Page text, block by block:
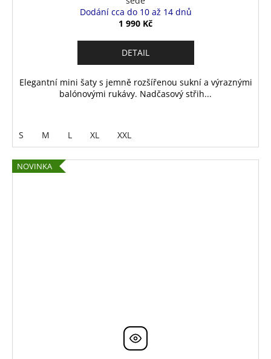
Dodání cca do 10 až 14 dnů
1 990 Kč
DETAIL
Elegantní mini šaty s jemně rozšířenou sukní a výraznými
balónovými rukávy. Nadčasový střih...
S M L XL XXL
NOVINKA